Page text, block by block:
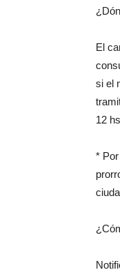
El
si el
12
*